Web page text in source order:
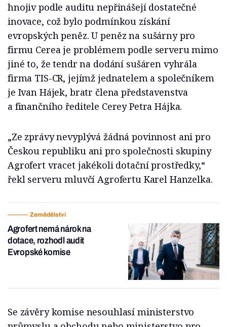
hnojiv podle auditu nepřinášejí dostatečné
inovace, což bylo podmínkou získání
evropských peněz. U peněz na sušárny pro
firmu Cerea je problémem podle serveru mimo
jiné to, že tendr na dodání sušáren vyhrála
firma TIS-CR, jejímž jednatelem a společníkem
je Ivan Hájek, bratr člena představenstva
a finančního ředitele Cerey Petra Hájka.
„Ze zprávy nevyplývá žádná povinnost ani pro
Českou republiku ani pro společnosti skupiny
Agrofert vracet jakékoli dotační prostředky,“
řekl serveru mluvčí Agrofertu Karel Hanzelka.
Zemědělství
Agrofert nemá nárok na
dotace, rozhodl audit
Evropské komise
Se závěry komise nesouhlasí ministerstvo